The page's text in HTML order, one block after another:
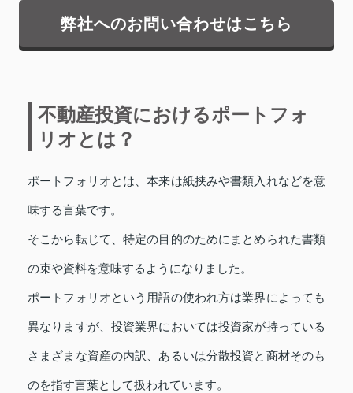
弊社へのお問い合わせはこちら
不動産投資におけるポートフォ
リオとは？
ポートフォリオとは、本来は紙挟みや書類入れなどを意
味する言葉です。
そこから転じて、特定の目的のためにまとめられた書類
の束や資料を意味するようになりました。
ポートフォリオという用語の使われ方は業界によっても
異なりますが、投資業界においては投資家が持っている
さまざまな資産の内訳、あるいは分散投資と商材そのも
のを指す言葉として扱われています。